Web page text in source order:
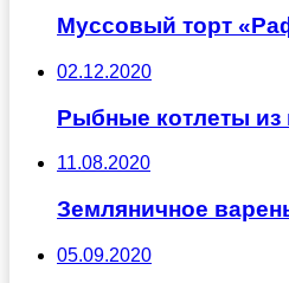
Муссовый торт
02.12.2020
Рыбные котлеты из
11.08.2020
Земляничное
05.09.2020